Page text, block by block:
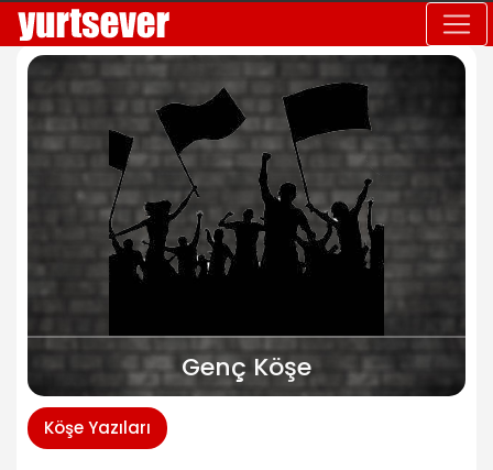
Genç Köşe
Köşe Yazıları